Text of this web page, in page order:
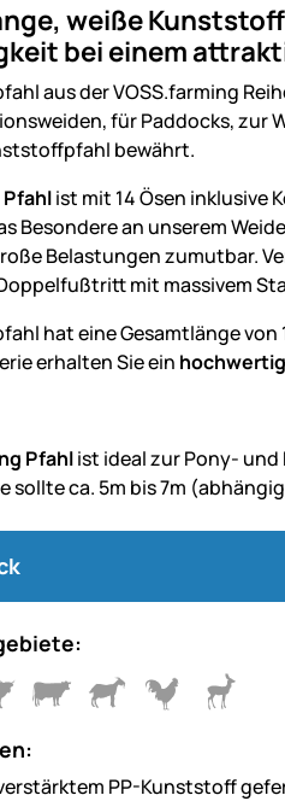
weiße
bei einem
aus der VOSS.farming
für Paddocks,
bewährt.
ist mit 14 Ösen inklusive
Besondere an unserem
Belastungen zumutbar.
mit massivem
hat eine Gesamtlänge
erhalten Sie ein
Pfahlist ideal zur Pony-
sollte ca. 5m bis 7m
PP-Kunststoff